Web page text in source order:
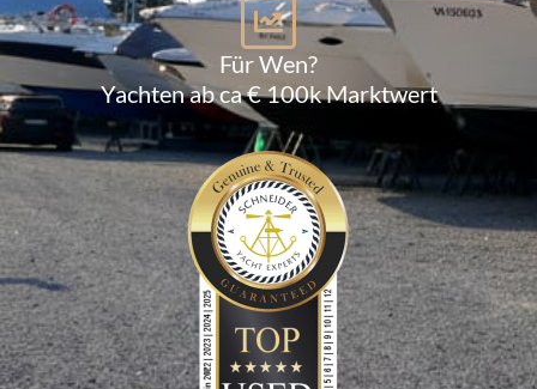
Für Wen?
Yachten ab ca € 100k Marktwert